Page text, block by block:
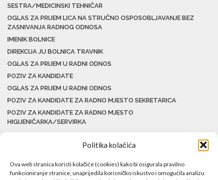
Politika kolačića
Ova web stranica koristi kolačiće (cookies) kako bi osigurala pravilno
funkcioniranje stranice, unaprijedila korisničko iskustvo i omogućila analizu
SESTRA/MEDICINSKI TEHNIČAR
OGLAS ZA PRIJEM LICA NA STRUČNO OSPOSOBLJAVANJE BEZ
ZASNIVANJA RADNOG ODNOSA
IMENIK BOLNICE
DIREKCIJA JU BOLNICA TRAVNIK
OGLAS ZA PRIJEM U RADNI ODNOS
POZIV ZA KANDIDATE
OGLAS ZA PRIJEM U RADNI ODNOS
POZIV ZA KANDIDATE ZA RADNO MJESTO SEKRETARICA
POZIV ZA KANDIDATE ZA RADNO MJESTO
HIGIJENIČARKA/SERVIRKA